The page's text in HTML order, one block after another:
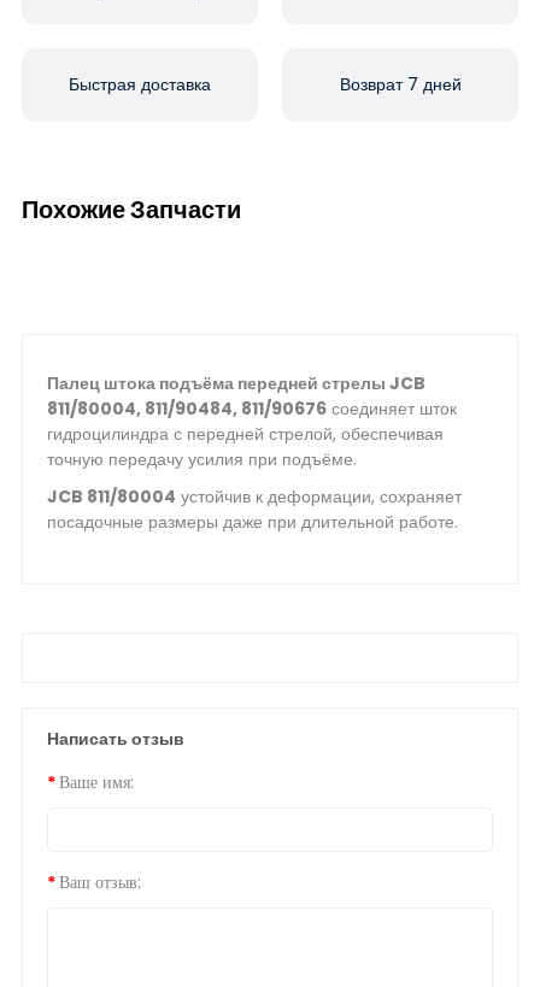
Быстрая доставка Возврат 7 дней
Похожие Запчасти
Палец штока подъёма передней стрелы JCB
811/80004, 811/90484, 811/90676 соединяет шток
гидроцилиндра с передней стрелой, обеспечивая
точную передачу усилия при подъёме.
JCB 811/80004 устойчив к деформации, сохраняет
посадочные размеры даже при длительной работе.
Написать отзыв
Ваше имя:
Ваш отзыв: